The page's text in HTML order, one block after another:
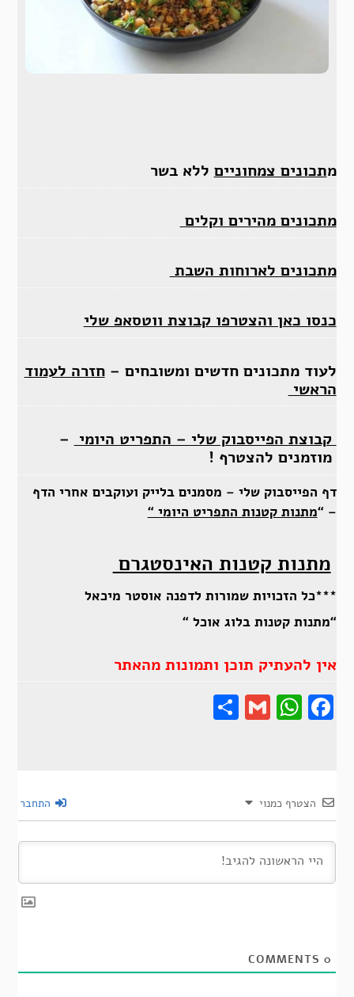
מתכונים צמחוניים ללא בשר
מתכונים מהירים וקלים
מתכונים לארוחות השבת
כנסו כאן והצטרפו קבוצת ווטסאפ שלי
לעוד מתכונים חדשים ומשובחים –חזרה לעמוד
הראשי
קבוצת הפייסבוק שלי – התפריט היומי –
מוזמנים להצטרף !
דף הפייסבוק שלי – מסמנים בלייק ועוקבים אחרי הדף
– “מתנות קטנות התפריט היומי “
מתנות קטנות האינסטגרם
***כל הזכויות שמורות לדפנה אוסטר מיכאל
“מתנות קטנות בלוג אוכל “
אין להעתיק תוכן ותמונות מהאתר
Gmail
Share
הצטרף כמנוי התחבר
0